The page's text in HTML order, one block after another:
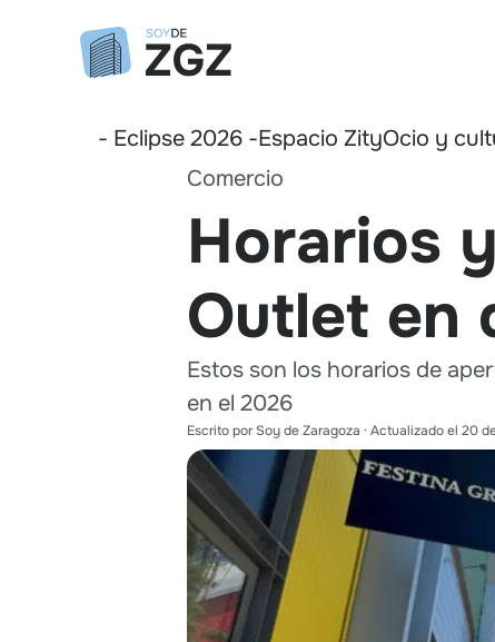
- Eclipse 2026 -Espacio ZityOcio y
Comercio
Horarios
Outlet en
Estos son los horarios de
en el 2026
Escrito porSoy de Zaragoza · Actualizado el 20